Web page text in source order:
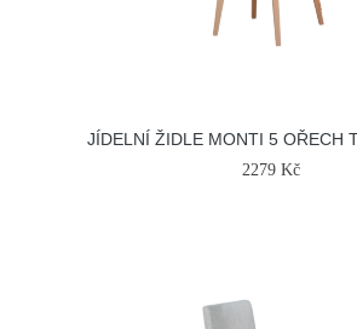
JÍDELNÍ ŽIDLE MONTI 5 OŘECH
2279 Kč